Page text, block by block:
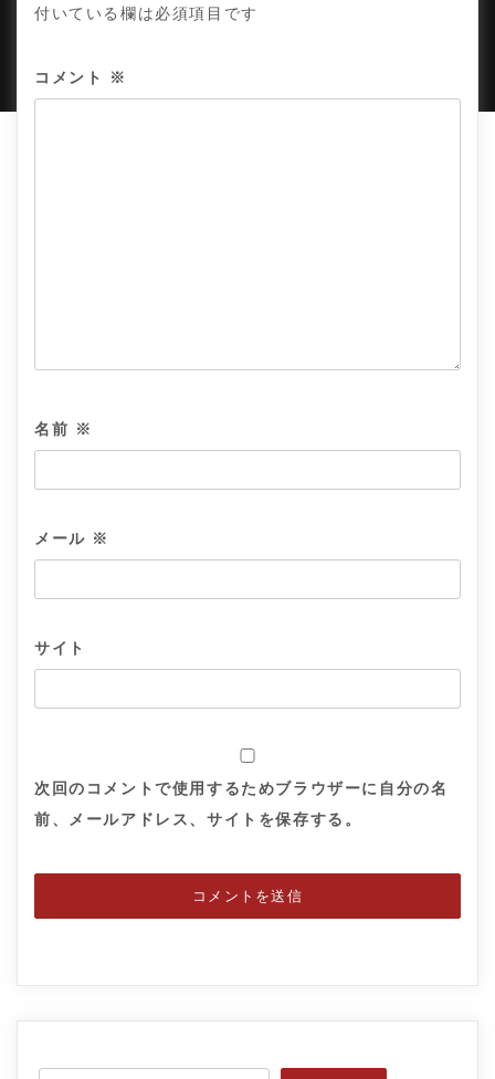
付いている欄は必須項目です
コメント ※
名前 ※
メール ※
サイト
次回のコメントで使用するためブラウザーに自分の名
前、メールアドレス、サイトを保存する。